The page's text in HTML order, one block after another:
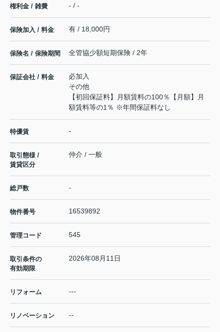
権利金 / 雑費 - / -
保険加入 / 料金 有 / 18,000円
保険名 / 保険期間 全管協少額短期保険 / 2年
保証会社 / 料金
必加入
その他
【初回保証料】月額賃料の100％【月額】月
額賃料等の1％ ※年間保証料なし
特優賃 -
取引態様 /
賃貸区分
仲介 / 一般
総戸数 -
物件番号 16539892
管理コード 545
取引条件の
有効期限
2026年08月11日
リフォーム ---
リノベーション --